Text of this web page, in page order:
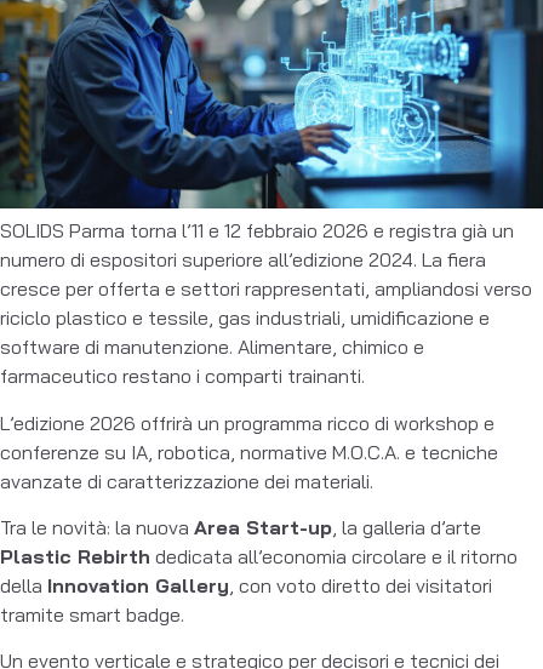
SOLIDS Parma torna l’11 e 12 febbraio 2026 e registra già un
numero di espositori superiore all’edizione 2024. La fiera
cresce per offerta e settori rappresentati, ampliandosi verso
riciclo plastico e tessile, gas industriali, umidificazione e
software di manutenzione. Alimentare, chimico e
farmaceutico restano i comparti trainanti.
L’edizione 2026 offrirà un programma ricco di workshop e
conferenze su IA, robotica, normative M.O.C.A. e tecniche
avanzate di caratterizzazione dei materiali.
Tra le novità: la nuova Area Start-up , la galleria d’arte
Plastic Rebirth dedicata all’economia circolare e il ritorno
della Innovation Gallery , con voto diretto dei visitatori
tramite smart badge.
Un evento verticale e strategico per decisori e tecnici dei